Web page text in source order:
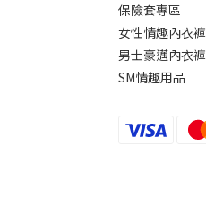
保險套專區
女性情趣內衣褲
男士豪邁內衣褲
SM情趣用品